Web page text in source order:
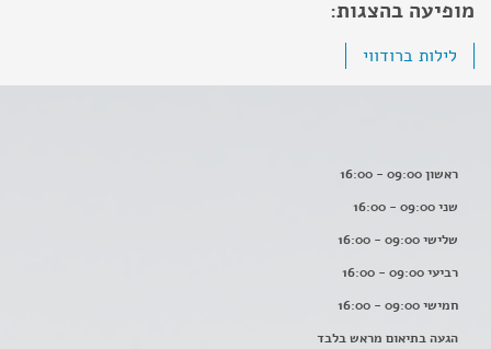
מופיעה בהצגות:
לילות ברודווי
ראשון 09:00 - 16:00
שני 09:00 - 16:00
שלישי 09:00 - 16:00
רביעי 09:00 - 16:00
חמישי 09:00 - 16:00
הגעה בתיאום מראש בלבד